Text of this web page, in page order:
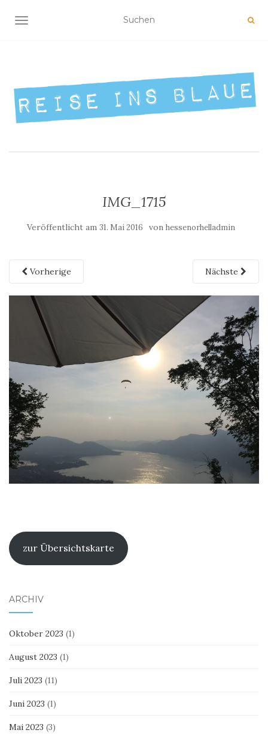
NAVIGATION UMSCHALTEN
IMG_1715
Veröffentlicht am 31. Mai 2016 von hessenorhelladmin
Vorherige Nächste
zur Übersichtskarte
ARCHIV
Oktober 2023 (1)
August 2023 (1)
Juli 2023 (11)
Juni 2023 (1)
Mai 2023 (3)